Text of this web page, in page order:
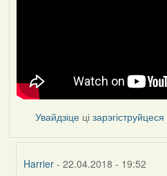
Увайдзіце цізарэгіструйцеся
Harrier - 22.04.2018 - 19:52